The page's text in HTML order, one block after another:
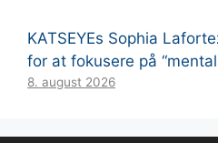
KATSEYEs Sophia
for at fokusere på
8. august 2026